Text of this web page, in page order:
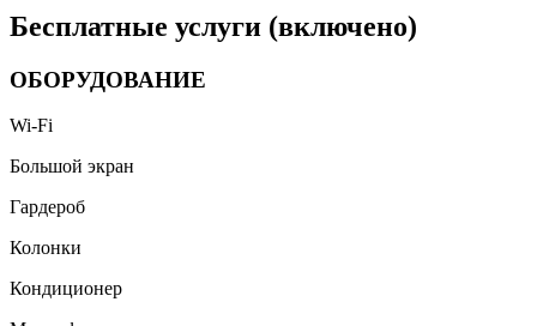
Бесплатные услуги (включено)
ОБОРУДОВАНИЕ
Wi-Fi
Большой экран
Гардероб
Колонки
Кондиционер